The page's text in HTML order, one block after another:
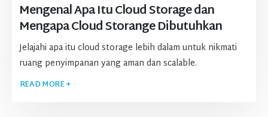
Mengenal Apa Itu Cloud Storage dan
Mengapa Cloud Storange Dibutuhkan
Jelajahi apa itu cloud storage lebih dalam untuk nikmati
ruang penyimpanan yang aman dan scalable.
READ MORE +